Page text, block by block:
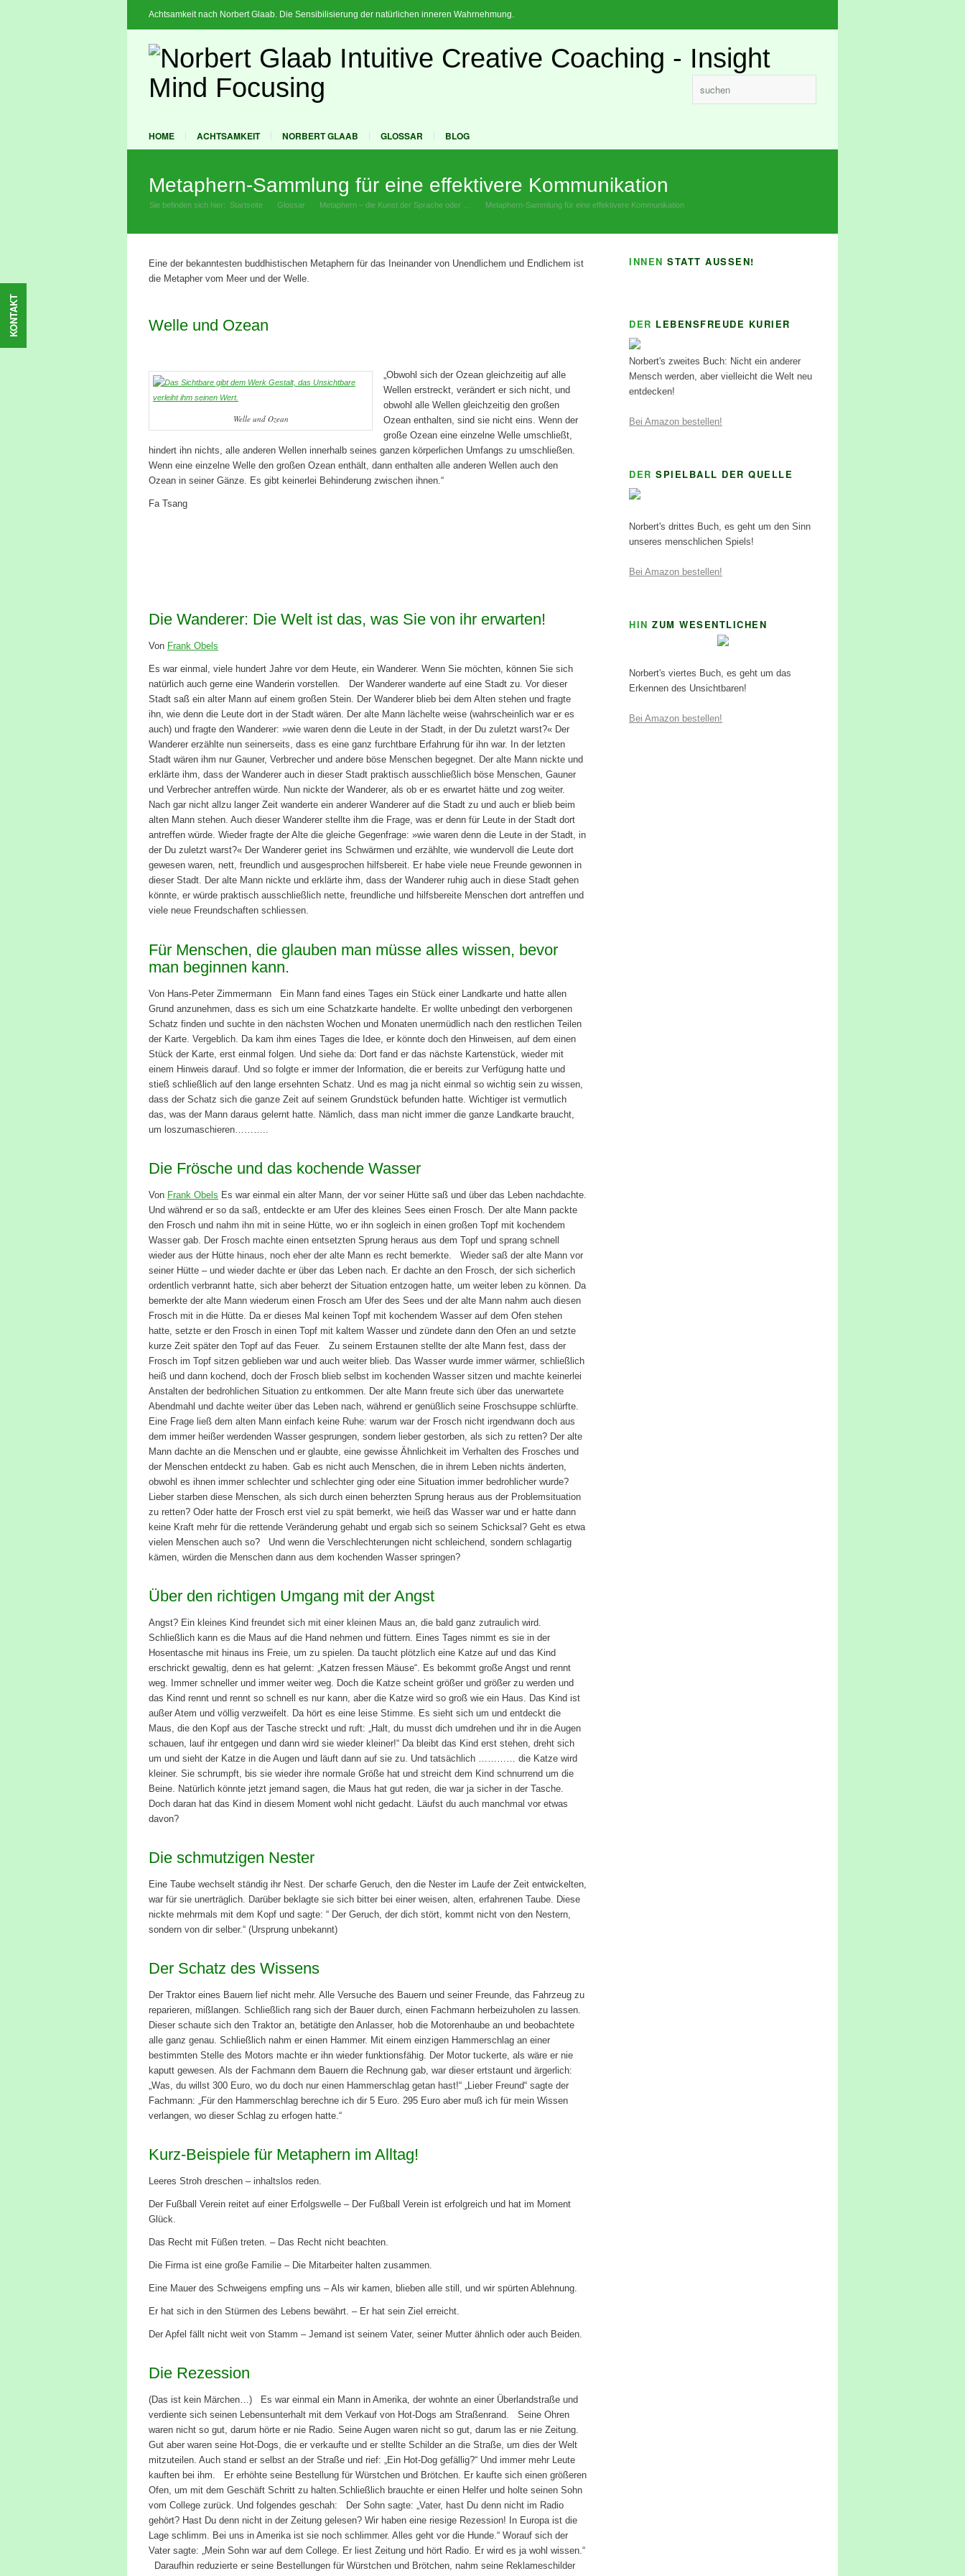
Achtsamkeit nach Norbert Glaab. Die Sensibilisierung der natürlichen inneren Wahrnehmung.
KONTAKT
HOME ACHTSAMKEIT NORBERT GLAAB GLOSSAR BLOG
Facebook
Rss
Metaphern-Sammlung für eine effektivere Kommunikation
Sie befinden sich hier: Startseite »
Glossar »
Metaphern – die Kunst der Sprache oder … »
Metaphern-Sammlung für eine effektivere Kommunikation
Eine der bekanntesten buddhistischen Metaphern für das Ineinander von Unendlichem und Endlichem ist
die Metapher vom Meer und der Welle.
Welle und Ozean
Welle und Ozean
„Obwohl sich der Ozean gleichzeitig auf alle
Wellen erstreckt, verändert er sich nicht, und
obwohl alle Wellen gleichzeitig den großen
Ozean enthalten, sind sie nicht eins. Wenn der
große Ozean eine einzelne Welle umschließt,
hindert ihn nichts, alle anderen Wellen innerhalb seines ganzen körperlichen Umfangs zu umschließen.
Wenn eine einzelne Welle den großen Ozean enthält, dann enthalten alle anderen Wellen auch den
Ozean in seiner Gänze. Es gibt keinerlei Behinderung zwischen ihnen.“
Fa Tsang
Die Wanderer: Die Welt ist das, was Sie von ihr erwarten!
Von Frank Obels
Es war einmal, viele hundert Jahre vor dem Heute, ein Wanderer. Wenn Sie möchten, können Sie sich
natürlich auch gerne eine Wanderin vorstellen. Der Wanderer wanderte auf eine Stadt zu. Vor dieser
Stadt saß ein alter Mann auf einem großen Stein. Der Wanderer blieb bei dem Alten stehen und fragte
ihn, wie denn die Leute dort in der Stadt wären. Der alte Mann lächelte weise (wahrscheinlich war er es
auch) und fragte den Wanderer: »wie waren denn die Leute in der Stadt, in der Du zuletzt warst?« Der
Wanderer erzählte nun seinerseits, dass es eine ganz furchtbare Erfahrung für ihn war. In der letzten
Stadt wären ihm nur Gauner, Verbrecher und andere böse Menschen begegnet. Der alte Mann nickte und
erklärte ihm, dass der Wanderer auch in dieser Stadt praktisch ausschließlich böse Menschen, Gauner
und Verbrecher antreffen würde. Nun nickte der Wanderer, als ob er es erwartet hätte und zog weiter.
Nach gar nicht allzu langer Zeit wanderte ein anderer Wanderer auf die Stadt zu und auch er blieb beim
alten Mann stehen. Auch dieser Wanderer stellte ihm die Frage, was er denn für Leute in der Stadt dort
antreffen würde. Wieder fragte der Alte die gleiche Gegenfrage: »wie waren denn die Leute in der Stadt, in
der Du zuletzt warst?« Der Wanderer geriet ins Schwärmen und erzählte, wie wundervoll die Leute dort
gewesen waren, nett, freundlich und ausgesprochen hilfsbereit. Er habe viele neue Freunde gewonnen in
dieser Stadt. Der alte Mann nickte und erklärte ihm, dass der Wanderer ruhig auch in diese Stadt gehen
könnte, er würde praktisch ausschließlich nette, freundliche und hilfsbereite Menschen dort antreffen und
viele neue Freundschaften schliessen.
Für Menschen, die glauben man müsse alles wissen, bevor
man beginnen kann.
Von Hans-Peter Zimmermann Ein Mann fand eines Tages ein Stück einer Landkarte und hatte allen
Grund anzunehmen, dass es sich um eine Schatzkarte handelte. Er wollte unbedingt den verborgenen
Schatz finden und suchte in den nächsten Wochen und Monaten unermüdlich nach den restlichen Teilen
der Karte. Vergeblich. Da kam ihm eines Tages die Idee, er könnte doch den Hinweisen, auf dem einen
Stück der Karte, erst einmal folgen. Und siehe da: Dort fand er das nächste Kartenstück, wieder mit
einem Hinweis darauf. Und so folgte er immer der Information, die er bereits zur Verfügung hatte und
stieß schließlich auf den lange ersehnten Schatz. Und es mag ja nicht einmal so wichtig sein zu wissen,
dass der Schatz sich die ganze Zeit auf seinem Grundstück befunden hatte. Wichtiger ist vermutlich
das, was der Mann daraus gelernt hatte. Nämlich, dass man nicht immer die ganze Landkarte braucht,
um loszumaschieren………..
Die Frösche und das kochende Wasser
Von Frank Obels Es war einmal ein alter Mann, der vor seiner Hütte saß und über das Leben nachdachte.
Und während er so da saß, entdeckte er am Ufer des kleines Sees einen Frosch. Der alte Mann packte
den Frosch und nahm ihn mit in seine Hütte, wo er ihn sogleich in einen großen Topf mit kochendem
Wasser gab. Der Frosch machte einen entsetzten Sprung heraus aus dem Topf und sprang schnell
wieder aus der Hütte hinaus, noch eher der alte Mann es recht bemerkte. Wieder saß der alte Mann vor
seiner Hütte – und wieder dachte er über das Leben nach. Er dachte an den Frosch, der sich sicherlich
ordentlich verbrannt hatte, sich aber beherzt der Situation entzogen hatte, um weiter leben zu können. Da
bemerkte der alte Mann wiederum einen Frosch am Ufer des Sees und der alte Mann nahm auch diesen
Frosch mit in die Hütte. Da er dieses Mal keinen Topf mit kochendem Wasser auf dem Ofen stehen
hatte, setzte er den Frosch in einen Topf mit kaltem Wasser und zündete dann den Ofen an und setzte
kurze Zeit später den Topf auf das Feuer. Zu seinem Erstaunen stellte der alte Mann fest, dass der
Frosch im Topf sitzen geblieben war und auch weiter blieb. Das Wasser wurde immer wärmer, schließlich
heiß und dann kochend, doch der Frosch blieb selbst im kochenden Wasser sitzen und machte keinerlei
Anstalten der bedrohlichen Situation zu entkommen. Der alte Mann freute sich über das unerwartete
Abendmahl und dachte weiter über das Leben nach, während er genüßlich seine Froschsuppe schlürfte.
Eine Frage ließ dem alten Mann einfach keine Ruhe: warum war der Frosch nicht irgendwann doch aus
dem immer heißer werdenden Wasser gesprungen, sondern lieber gestorben, als sich zu retten? Der alte
Mann dachte an die Menschen und er glaubte, eine gewisse Ähnlichkeit im Verhalten des Frosches und
der Menschen entdeckt zu haben. Gab es nicht auch Menschen, die in ihrem Leben nichts änderten,
obwohl es ihnen immer schlechter und schlechter ging oder eine Situation immer bedrohlicher wurde?
Lieber starben diese Menschen, als sich durch einen beherzten Sprung heraus aus der Problemsituation
zu retten? Oder hatte der Frosch erst viel zu spät bemerkt, wie heiß das Wasser war und er hatte dann
keine Kraft mehr für die rettende Veränderung gehabt und ergab sich so seinem Schicksal? Geht es etwa
vielen Menschen auch so? Und wenn die Verschlechterungen nicht schleichend, sondern schlagartig
kämen, würden die Menschen dann aus dem kochenden Wasser springen?
Über den richtigen Umgang mit der Angst
Angst? Ein kleines Kind freundet sich mit einer kleinen Maus an, die bald ganz zutraulich wird.
Schließlich kann es die Maus auf die Hand nehmen und füttern. Eines Tages nimmt es sie in der
Hosentasche mit hinaus ins Freie, um zu spielen. Da taucht plötzlich eine Katze auf und das Kind
erschrickt gewaltig, denn es hat gelernt: „Katzen fressen Mäuse“. Es bekommt große Angst und rennt
weg. Immer schneller und immer weiter weg. Doch die Katze scheint größer und größer zu werden und
das Kind rennt und rennt so schnell es nur kann, aber die Katze wird so groß wie ein Haus. Das Kind ist
außer Atem und völlig verzweifelt. Da hört es eine leise Stimme. Es sieht sich um und entdeckt die
Maus, die den Kopf aus der Tasche streckt und ruft: „Halt, du musst dich umdrehen und ihr in die Augen
schauen, lauf ihr entgegen und dann wird sie wieder kleiner!“ Da bleibt das Kind erst stehen, dreht sich
um und sieht der Katze in die Augen und läuft dann auf sie zu. Und tatsächlich ………… die Katze wird
kleiner. Sie schrumpft, bis sie wieder ihre normale Größe hat und streicht dem Kind schnurrend um die
Beine. Natürlich könnte jetzt jemand sagen, die Maus hat gut reden, die war ja sicher in der Tasche.
Doch daran hat das Kind in diesem Moment wohl nicht gedacht. Läufst du auch manchmal vor etwas
davon?
Die schmutzigen Nester
Eine Taube wechselt ständig ihr Nest. Der scharfe Geruch, den die Nester im Laufe der Zeit entwickelten,
war für sie unerträglich. Darüber beklagte sie sich bitter bei einer weisen, alten, erfahrenen Taube. Diese
nickte mehrmals mit dem Kopf und sagte: “ Der Geruch, der dich stört, kommt nicht von den Nestern,
sondern von dir selber.“ (Ursprung unbekannt)
Der Schatz des Wissens
Der Traktor eines Bauern lief nicht mehr. Alle Versuche des Bauern und seiner Freunde, das Fahrzeug zu
reparieren, mißlangen. Schließlich rang sich der Bauer durch, einen Fachmann herbeizuholen zu lassen.
Dieser schaute sich den Traktor an, betätigte den Anlasser, hob die Motorenhaube an und beobachtete
alle ganz genau. Schließlich nahm er einen Hammer. Mit einem einzigen Hammerschlag an einer
bestimmten Stelle des Motors machte er ihn wieder funktionsfähig. Der Motor tuckerte, als wäre er nie
kaputt gewesen. Als der Fachmann dem Bauern die Rechnung gab, war dieser ertstaunt und ärgerlich:
„Was, du willst 300 Euro, wo du doch nur einen Hammerschlag getan hast!“ „Lieber Freund“ sagte der
Fachmann: „Für den Hammerschlag berechne ich dir 5 Euro. 295 Euro aber muß ich für mein Wissen
verlangen, wo dieser Schlag zu erfogen hatte.“
Kurz-Beispiele für Metaphern im Alltag!
Leeres Stroh dreschen – inhaltslos reden.
Der Fußball Verein reitet auf einer Erfolgswelle – Der Fußball Verein ist erfolgreich und hat im Moment
Glück.
Das Recht mit Füßen treten. – Das Recht nicht beachten.
Die Firma ist eine große Familie – Die Mitarbeiter halten zusammen.
Eine Mauer des Schweigens empfing uns – Als wir kamen, blieben alle still, und wir spürten Ablehnung.
Er hat sich in den Stürmen des Lebens bewährt. – Er hat sein Ziel erreicht.
Der Apfel fällt nicht weit von Stamm – Jemand ist seinem Vater, seiner Mutter ähnlich oder auch Beiden.
Die Rezession
(Das ist kein Märchen…) Es war einmal ein Mann in Amerika, der wohnte an einer Überlandstraße und
verdiente sich seinen Lebensunterhalt mit dem Verkauf von Hot-Dogs am Straßenrand. Seine Ohren
waren nicht so gut, darum hörte er nie Radio. Seine Augen waren nicht so gut, darum las er nie Zeitung.
Gut aber waren seine Hot-Dogs, die er verkaufte und er stellte Schilder an die Straße, um dies der Welt
mitzuteilen. Auch stand er selbst an der Straße und rief: „Ein Hot-Dog gefällig?“ Und immer mehr Leute
kauften bei ihm. Er erhöhte seine Bestellung für Würstchen und Brötchen. Er kaufte sich einen größeren
Ofen, um mit dem Geschäft Schritt zu halten.Schließlich brauchte er einen Helfer und holte seinen Sohn
vom College zurück. Und folgendes geschah: Der Sohn sagte: „Vater, hast Du denn nicht im Radio
gehört? Hast Du denn nicht in der Zeitung gelesen? Wir haben eine riesige Rezession! In Europa ist die
Lage schlimm. Bei uns in Amerika ist sie noch schlimmer. Alles geht vor die Hunde.“ Worauf sich der
Vater sagte: „Mein Sohn war auf dem College. Er liest Zeitung und hört Radio. Er wird es ja wohl wissen.“
Daraufhin reduzierte er seine Bestellungen für Würstchen und Brötchen, nahm seine Reklameschilder
INNEN STATT AUSSEN!
DER LEBENSFREUDE KURIER
Norbert's zweites Buch: Nicht ein anderer
Mensch werden, aber vielleicht die Welt neu
entdecken!
Bei Amazon bestellen!
DER SPIELBALL DER QUELLE
Norbert's drittes Buch, es geht um den Sinn
unseres menschlichen Spiels!
Bei Amazon bestellen!
HIN ZUM WESENTLICHEN
Norbert's viertes Buch, es geht um das
Erkennen des Unsichtbaren!
Bei Amazon bestellen!